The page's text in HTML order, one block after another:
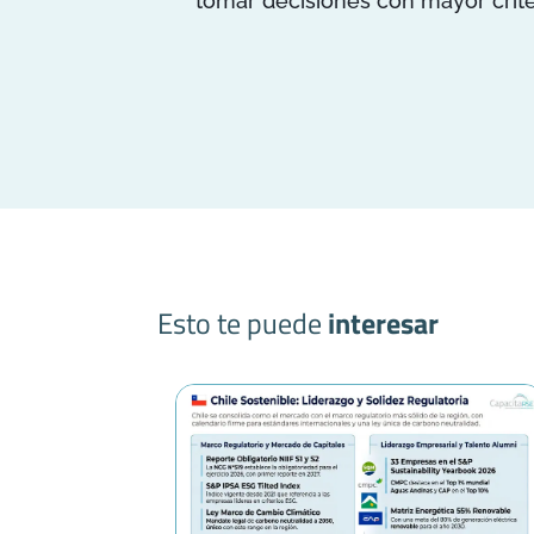
Esto te puedeinteresar